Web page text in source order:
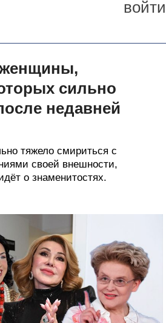
войти
сильно
недавней
тяжело смириться с
своей внешности,
о знаменитостях.